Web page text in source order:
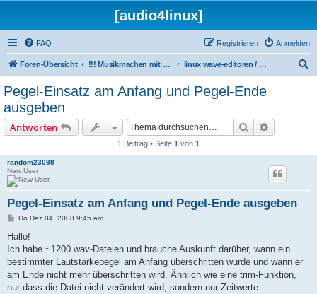
[audio4linux]
FAQ Anmelden
Registrieren
Foren-Übersicht !!! Musikmachen mit Linux !!! linux wave-editoren / sample-editoren
Pegel-Einsatz am Anfang und Pegel-Ende
ausgeben
Antworten Suche
1 Beitrag • Seite 1 von 1
random23098
New User
Pegel-Einsatz am Anfang und Pegel-Ende ausgeben
B
i
r
a
Do Dez 04, 2008 9:45 am
Hallo!
Ich habe ~1200 wav-Dateien und brauche Auskunft darüber, wann ein
bestimmter Lautstärkepegel am Anfang überschritten wurde und wann er
am Ende nicht mehr überschritten wird. Ähnlich wie eine trim-Funktion,
nur dass die Datei nicht verändert wird, sondern nur Zeitwerte